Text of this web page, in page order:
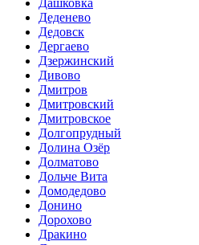
Дашковка
Деденево
Дедовск
Дергаево
Дзержинский
Дивово
Дмитров
Дмитровский
Дмитровское
Долгопрудный
Долина Озёр
Долматово
Дольче Вита
Домодедово
Донино
Дорохово
Дракино